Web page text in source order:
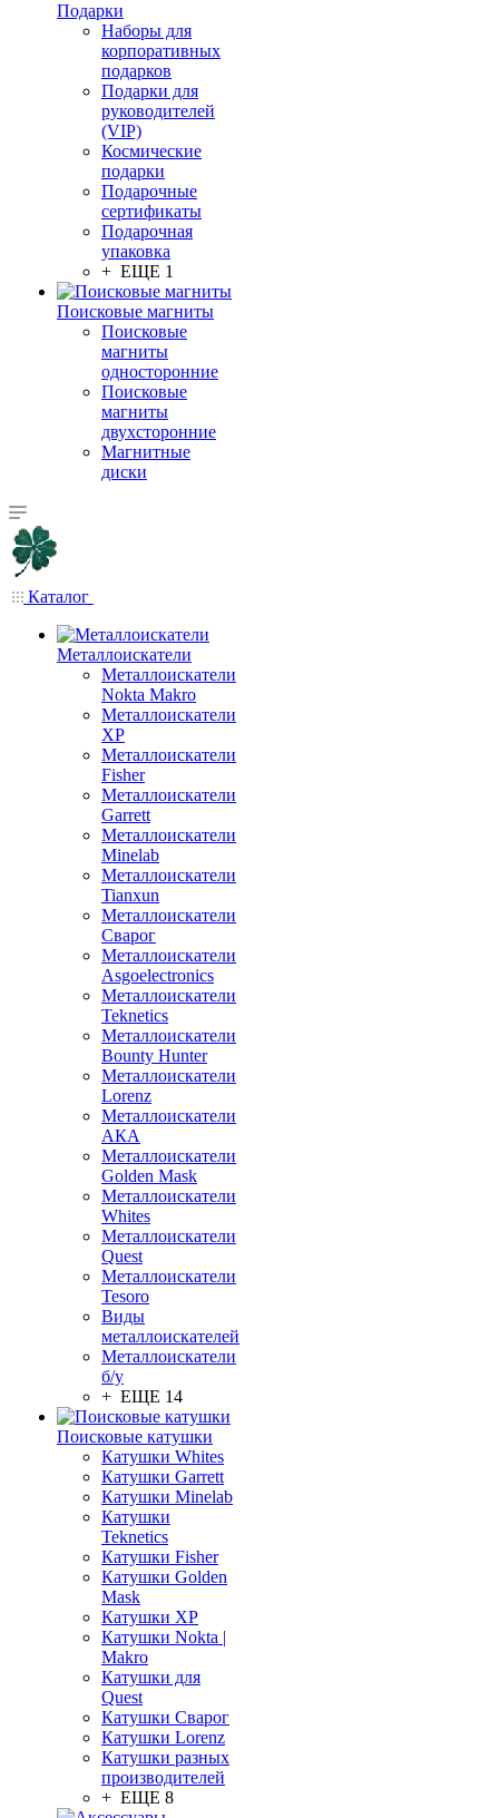
Подарки
Наборы для
корпоративных
подарков
Подарки для
руководителей
(VIP)
Космические
подарки
Подарочные
сертификаты
Подарочная
упаковка
+ ЕЩЕ 1
Поисковые магниты
Поисковые
магниты
односторонние
Поисковые
магниты
двухсторонние
Магнитные
диски
Каталог
Металлоискатели
Металлоискатели
Nokta Makro
Металлоискатели
XP
Металлоискатели
Fisher
Металлоискатели
Garrett
Металлоискатели
Minelab
Металлоискатели
Tianxun
Металлоискатели
Сварог
Металлоискатели
Asgoelectronics
Металлоискатели
Teknetics
Металлоискатели
Bounty Hunter
Металлоискатели
Lorenz
Металлоискатели
АКА
Металлоискатели
Golden Mask
Металлоискатели
Whites
Металлоискатели
Quest
Металлоискатели
Tesoro
Виды
металлоискателей
Металлоискатели
б/у
+ ЕЩЕ 14
Поисковые катушки
Катушки Whites
Катушки Garrett
Катушки Minelab
Катушки
Teknetics
Катушки Fisher
Катушки Golden
Mask
Катушки XP
Катушки Nokta |
Makro
Катушки для
Quest
Катушки Сварог
Катушки Lorenz
Катушки разных
производителей
+ ЕЩЕ 8